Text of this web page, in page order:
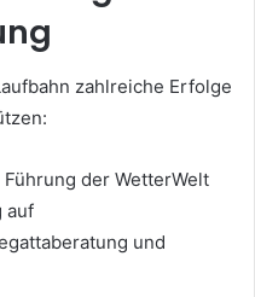
zahlreiche Erfolge
der WetterWelt
auf
und